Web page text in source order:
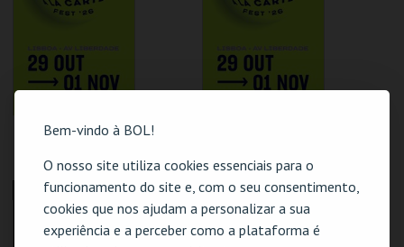
Bem-vindo à BOL!
O nosso site utiliza cookies essenciais para o
funcionamento do site e, com o seu consentimento,
cookies que nos ajudam a personalizar a sua
experiência e a perceber como a plataforma é
COMPRAR COMPRAR
MATILDE BREYNER
DISSE!" MEO
COMMEDIA À LA
CARTE FEST
CINEMA SÃO JORGE .
COMMEDIA À LA
CARTE FEST
CINEMA SÃO JORGE .
ESGOTADO ESGOTADO